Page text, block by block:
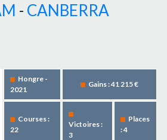
- CANBERRA
Hongre -
2021
Gains : 41 215 €
Courses :
22
Victoires :
3
Places
: 4